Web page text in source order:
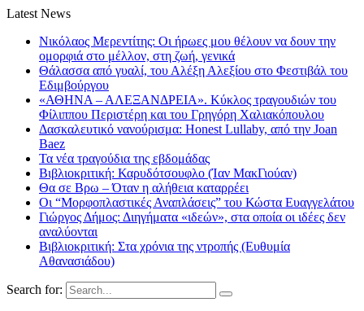
Latest News
Νικόλαος Μερεντίτης: Οι ήρωες μου θέλουν να δουν την
ομορφιά στο μέλλον, στη ζωή, γενικά
Θάλασσα από γυαλί, του Αλέξη Αλεξίου στο Φεστιβάλ του
Εδιμβούργου
«ΑΘΗΝΑ – ΑΛΕΞΑΝΔΡΕΙΑ». Κύκλος τραγουδιών του
Φίλιππου Περιστέρη και του Γρηγόρη Χαλιακόπουλου
Δασκαλευτικό νανούρισμα: Honest Lullaby, από την Joan
Baez
Τα νέα τραγούδια της εβδομάδας
Βιβλιοκριτική: Καρυδότσουφλο (Ίαν ΜακΓιούαν)
Θα σε Βρω – Όταν η αλήθεια καταρρέει
Οι “Μορφοπλαστικές Αναπλάσεις” του Κώστα Ευαγγελάτου
Γιώργος Δήμος: Διηγήματα «ιδεών», στα οποία οι ιδέες δεν
αναλύονται
Βιβλιοκριτική: Στα χρόνια της ντροπής (Ευθυμία
Αθανασιάδου)
Search for: